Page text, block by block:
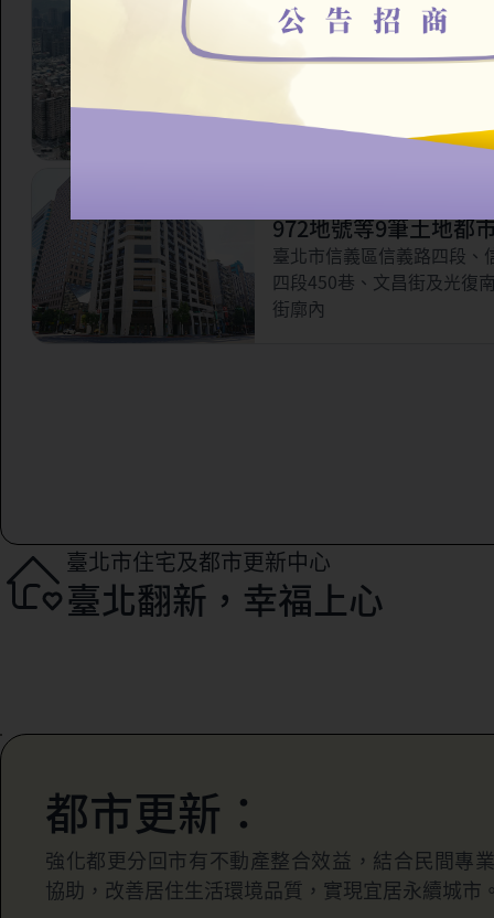
臺北市信義區虎林段
147地號等45筆土地
市更新案
臺北市信義區永吉路321巷
路以北所圍之部分街廓範圍
972地號等9筆土地都
案
臺北市信義區信義路四段、
四段450巷、文昌街及光復
街廓內
臺北市住宅及都市更新中心
臺北翻新，幸福上心
都市更新：
強化都更分回市有不動產整合效益，結合民間專
協助，改善居住生活環境品質，實現宜居永續城市